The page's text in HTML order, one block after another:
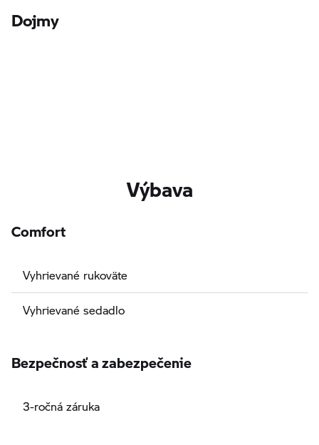
Dojmy
Výbava
Comfort
Vyhrievané rukoväte
Vyhrievané sedadlo
Bezpečnosť a zabezpečenie
3-ročná záruka